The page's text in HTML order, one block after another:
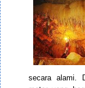
secara alami.